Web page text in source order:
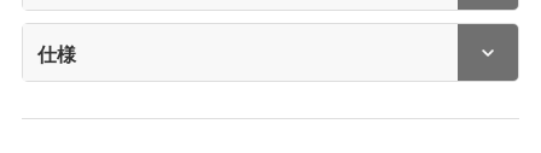
仕様